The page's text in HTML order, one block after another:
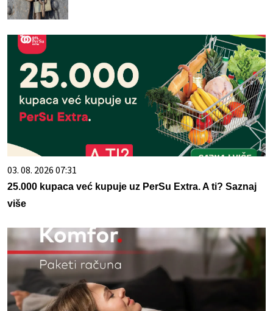
03. 08. 2026 07:31
25.000 kupaca već kupuje uz PerSu Extra. A ti? Saznaj
više